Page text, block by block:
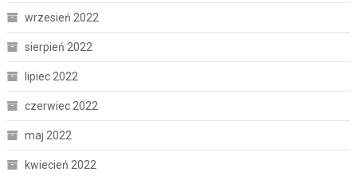
wrzesień 2022
sierpień 2022
lipiec 2022
czerwiec 2022
maj 2022
kwiecień 2022